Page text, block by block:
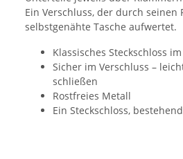
Ein Verschluss, der durch seinen
selbstgenähte Tasche aufwertet.
Klassisches Steckschloss
Sicher im Verschluss –
schließen
Rostfreies Metall
Ein Steckschloss,